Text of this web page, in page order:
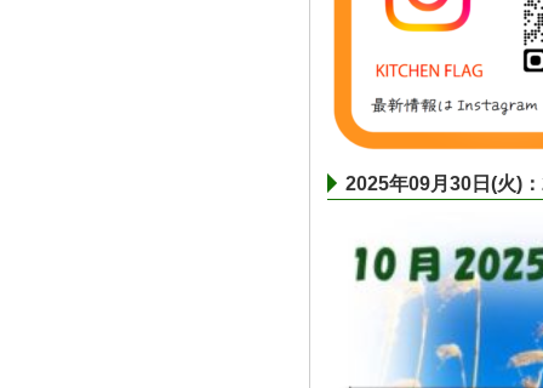
2025年09月30日(火)